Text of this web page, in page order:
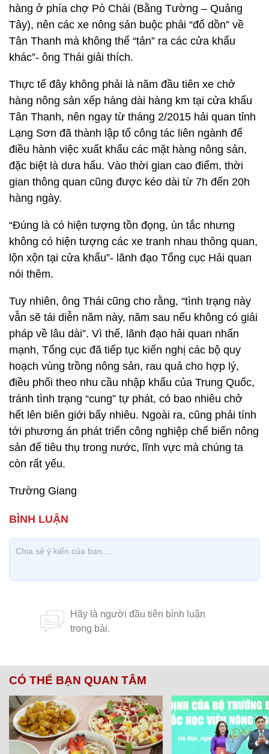
hàng ở phía chợ Pò Chài (Bằng Tường – Quảng
Tây), nên các xe nông sản buộc phải “đổ dồn” về
Tân Thanh mà không thể “tản” ra các cửa khẩu
khác”- ông Thái giải thích.
Thực tế đây không phải là năm đầu tiên xe chở
hàng nông sản xếp hàng dài hàng km tại cửa khẩu
Tân Thanh, nên ngay từ tháng 2/2015 hải quan tỉnh
Lạng Sơn đã thành lập tổ công tác liên ngành để
điều hành việc xuất khẩu các mặt hàng nông sản,
đặc biệt là dưa hấu. Vào thời gian cao điểm, thời
gian thông quan cũng được kéo dài từ 7h đến 20h
hàng ngày.
“Đúng là có hiện tượng tồn đọng, ùn tắc nhưng
không có hiện tượng các xe tranh nhau thông quan,
lộn xộn tại cửa khẩu”- lãnh đạo Tổng cục Hải quan
nói thêm.
Tuy nhiên, ông Thái cũng cho rằng, “tình trạng này
vẫn sẽ tái diễn năm này, năm sau nếu không có giải
pháp về lâu dài”. Vì thế, lãnh đạo hải quan nhấn
mạnh, Tổng cục đã tiếp tục kiến nghị các bộ quy
hoạch vùng trồng nông sản, rau quả cho hợp lý,
điều phối theo nhu cầu nhập khẩu của Trung Quốc,
tránh tình trạng “cung” tự phát, có bao nhiêu chở
hết lên biên giới bấy nhiêu. Ngoài ra, cũng phải tính
tới phương án phát triển công nghiệp chế biến nông
sản để tiêu thụ trong nước, lĩnh vực mà chúng ta
còn rất yếu.
Trường Giang
CÓ THỂ BẠN QUAN TÂM